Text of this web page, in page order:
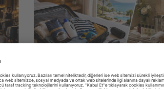
çok hangi ayrıntılara önem veriyor?